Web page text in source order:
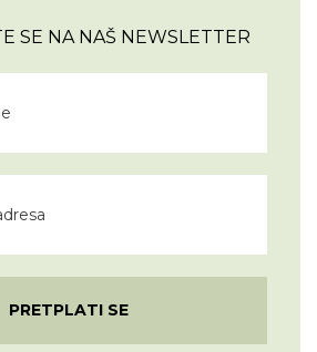
SE NA NAŠ NEWSLETTER
PRETPLATI SE